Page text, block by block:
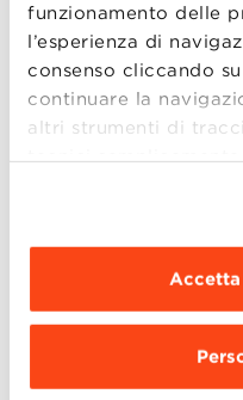
funzionamento delle
l’esperienza di
consenso cliccando
continuare la
altri strumenti di
tecnici
modificare le
scegliere le
“Quando ho
era ricco di
sempre apprezzato la
proprio agio chiunque,
distingueva dagli altri,
riusciva a portare in
amava la sua Riccione
come persona, come
bel rapporto e
abbiamo poi avuto
l’ho sempre vissuto